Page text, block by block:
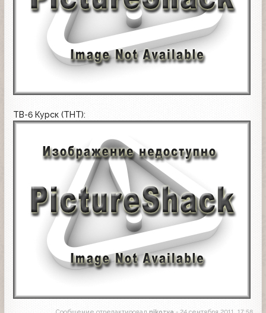
ТВ-6 Курск (ТНТ):